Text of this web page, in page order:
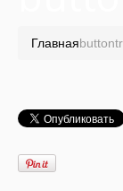
Главная